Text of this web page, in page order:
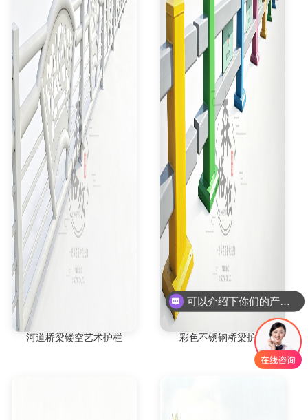
河道桥梁镂空艺术护栏 彩色不锈钢桥梁护栏
可以介绍下你们的产品么